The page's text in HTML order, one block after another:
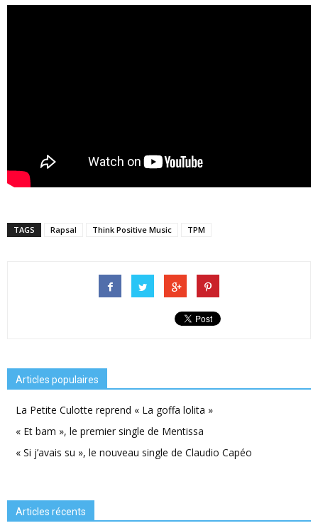
TAGS Rapsal Think Positive Music TPM
Articles populaires
La Petite Culotte reprend « La goffa lolita »
« Et bam », le premier single de Mentissa
« Si j’avais su », le nouveau single de Claudio Capéo
Articles récents